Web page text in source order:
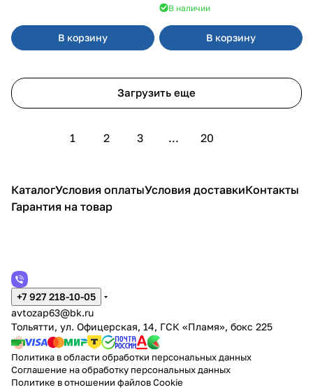
В корзину
В наличии
В корзину
Загрузить еще
1 2 3 ... 20
КаталогУсловия оплатыУсловия доставкиКонтакты
Гарантия на товар
+7 927 218-10-05
avtozap63@bk.ru
Тольятти, ул. Офицерская, 14, ГСК «Пламя», бокс 225
Политика в области обработки персональных данных
Соглашение на обработку персональных данных
Политике в отношении файлов Cookie